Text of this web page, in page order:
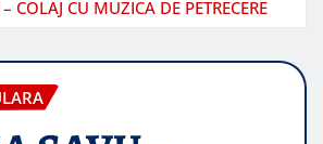
COLAJ CU MUZICA DE PETRECERE